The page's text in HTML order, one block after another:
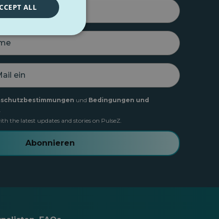
und Bedingungen und
the latest updates and stories on PulseZ.
Abonnieren
ALL